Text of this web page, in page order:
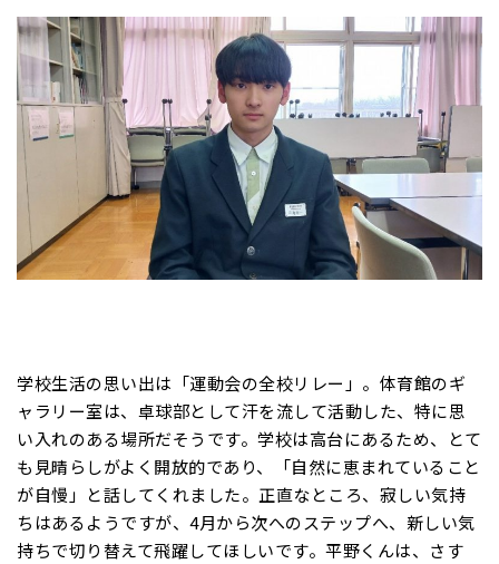
学校生活の思い出は「運動会の全校リレー」。体育館のギ
ャラリー室は、卓球部として汗を流して活動した、特に思
い入れのある場所だそうです。学校は高台にあるため、とて
も見晴らしがよく開放的であり、「自然に恵まれていること
が自慢」と話してくれました。正直なところ、寂しい気持
ちはあるようですが、4月から次へのステップへ、新しい気
持ちで切り替えて飛躍してほしいです。平野くんは、さす